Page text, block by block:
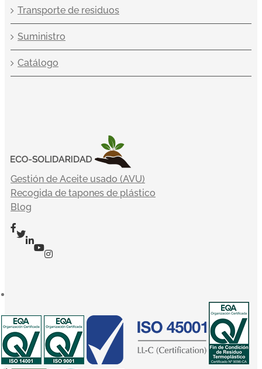
Transporte de residuos
Suministro
Catálogo
Gestión de Aceite usado (AVU)
Recogida de tapones de plástico
Blog